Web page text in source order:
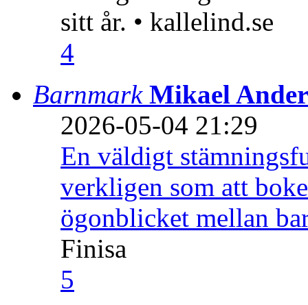
sitt år. • kallelind.se
4
Barnmark Mikael
2026-05-04 21:29
En väldigt
verkligen som att
ögonblicket mellan
Finisa
5